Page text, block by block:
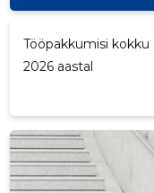
Tööpakkumisi kokku
2026 aastal